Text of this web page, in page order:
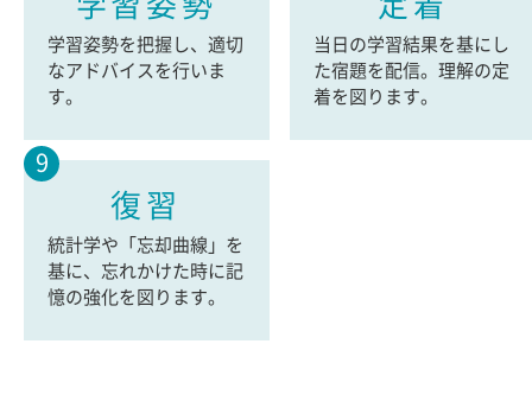
学習姿勢を把握し、適切
なアドバイスを行いま
す。
当日の学習結果を基にし
た宿題を配信。理解の定
着を図ります。
9
復習
統計学や「忘却曲線」を
基に、忘れかけた時に記
憶の強化を図ります。